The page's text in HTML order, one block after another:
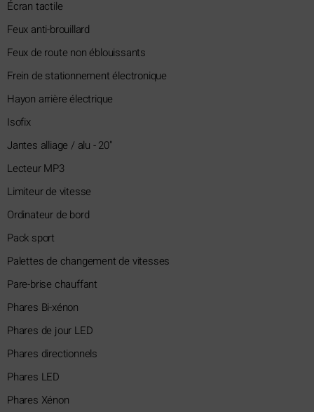
Écran tactile
Feux anti-brouillard
Feux de route non éblouissants
Frein de stationnement électronique
Hayon arrière électrique
Isofix
Jantes alliage / alu - 20"
Lecteur MP3
Limiteur de vitesse
Ordinateur de bord
Pack sport
Palettes de changement de vitesses
Pare-brise chauffant
Phares Bi-xénon
Phares de jour LED
Phares directionnels
Phares LED
Phares Xénon